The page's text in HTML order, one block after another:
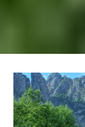
Fotos del viaje
Galería